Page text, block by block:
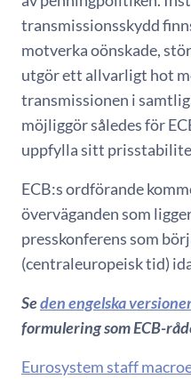
transmissionsskydd
motverka oönskade,
utgör ett allvarligt hot
transmissionen i
möjliggör således för
uppfylla sitt
ECB:s ordförande
överväganden som
presskonferens som
(centraleuropeisk tid)
Seden engelska
formulering som ECB-
Eurosystem staff